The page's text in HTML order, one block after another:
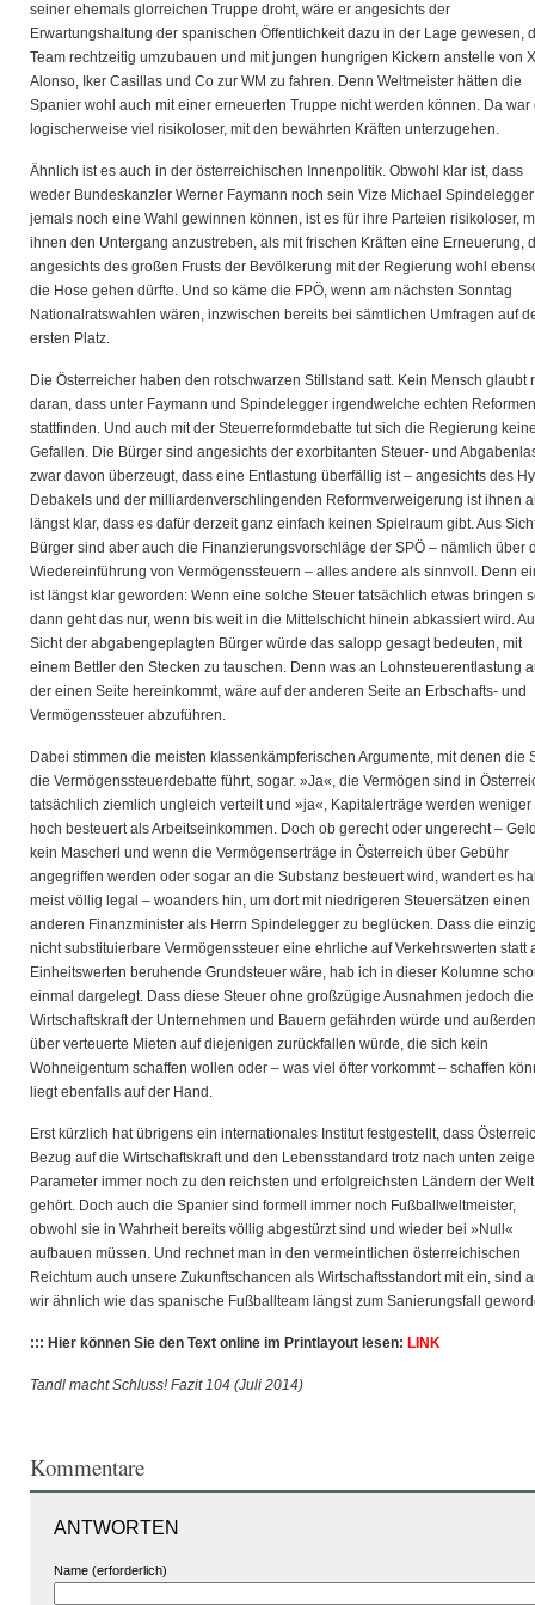
seiner ehemals glorreichen Truppe droht, wäre er angesichts der
Erwartungshaltung der spanischen Öffentlichkeit dazu in der Lage gewesen,
Team rechtzeitig umzubauen und mit jungen hungrigen Kickern anstelle von
Alonso, Iker Casillas und Co zur WM zu fahren. Denn Weltmeister hätten die
Spanier wohl auch mit einer erneuerten Truppe nicht werden können. Da war
logischerweise viel risikoloser, mit den bewährten Kräften unterzugehen.
Ähnlich ist es auch in der österreichischen Innenpolitik. Obwohl klar ist, dass
weder Bundeskanzler Werner Faymann noch sein Vize Michael Spindelegger
jemals noch eine Wahl gewinnen können, ist es für ihre Parteien risikoloser,
ihnen den Untergang anzustreben, als mit frischen Kräften eine Erneuerung,
angesichts des großen Frusts der Bevölkerung mit der Regierung wohl
die Hose gehen dürfte. Und so käme die FPÖ, wenn am nächsten Sonntag
Nationalratswahlen wären, inzwischen bereits bei sämtlichen Umfragen auf
ersten Platz.
Die Österreicher haben den rotschwarzen Stillstand satt. Kein Mensch glaubt
daran, dass unter Faymann und Spindelegger irgendwelche echten Reformen
stattfinden. Und auch mit der Steuerreformdebatte tut sich die Regierung
Gefallen. Die Bürger sind angesichts der exorbitanten Steuer- und
zwar davon überzeugt, dass eine Entlastung überfällig ist – angesichts des
Debakels und der milliardenverschlingenden Reformverweigerung ist ihnen
längst klar, dass es dafür derzeit ganz einfach keinen Spielraum gibt. Aus
Bürger sind aber auch die Finanzierungsvorschläge der SPÖ – nämlich über
Wiedereinführung von Vermögenssteuern – alles andere als sinnvoll. Denn
ist längst klar geworden: Wenn eine solche Steuer tatsächlich etwas bringen
dann geht das nur, wenn bis weit in die Mittelschicht hinein abkassiert wird.
Sicht der abgabengeplagten Bürger würde das salopp gesagt bedeuten, mit
einem Bettler den Stecken zu tauschen. Denn was an Lohnsteuerentlastung
der einen Seite hereinkommt, wäre auf der anderen Seite an Erbschafts- und
Vermögenssteuer abzuführen.
Dabei stimmen die meisten klassenkämpferischen Argumente, mit denen die
die Vermögenssteuerdebatte führt, sogar. »Ja«, die Vermögen sind in
tatsächlich ziemlich ungleich verteilt und »ja«, Kapitalerträge werden weniger
hoch besteuert als Arbeitseinkommen. Doch ob gerecht oder ungerecht –
kein Mascherl und wenn die Vermögenserträge in Österreich über Gebühr
angegriffen werden oder sogar an die Substanz besteuert wird, wandert es
meist völlig legal – woanders hin, um dort mit niedrigeren Steuersätzen einen
anderen Finanzminister als Herrn Spindelegger zu beglücken. Dass die
nicht substituierbare Vermögenssteuer eine ehrliche auf Verkehrswerten statt
Einheitswerten beruhende Grundsteuer wäre, hab ich in dieser Kolumne
einmal dargelegt. Dass diese Steuer ohne großzügige Ausnahmen jedoch die
Wirtschaftskraft der Unternehmen und Bauern gefährden würde und
über verteuerte Mieten auf diejenigen zurückfallen würde, die sich kein
Wohneigentum schaffen wollen oder – was viel öfter vorkommt – schaffen
liegt ebenfalls auf der Hand.
Erst kürzlich hat übrigens ein internationales Institut festgestellt, dass
Bezug auf die Wirtschaftskraft und den Lebensstandard trotz nach unten
Parameter immer noch zu den reichsten und erfolgreichsten Ländern der Welt
gehört. Doch auch die Spanier sind formell immer noch Fußballweltmeister,
obwohl sie in Wahrheit bereits völlig abgestürzt sind und wieder bei »Null«
aufbauen müssen. Und rechnet man in den vermeintlichen österreichischen
Reichtum auch unsere Zukunftschancen als Wirtschaftsstandort mit ein, sind
wir ähnlich wie das spanische Fußballteam längst zum Sanierungsfall
::: Hier können Sie den Text online im Printlayout lesen: LINK
Tandl macht Schluss! Fazit 104 (Juli 2014)
Kommentare
ANTWORTEN
Name (erforderlich)